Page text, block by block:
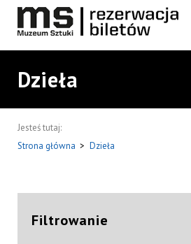
Dzieła
Jesteś tutaj:
Strona główna > Dzieła
Filtrowanie